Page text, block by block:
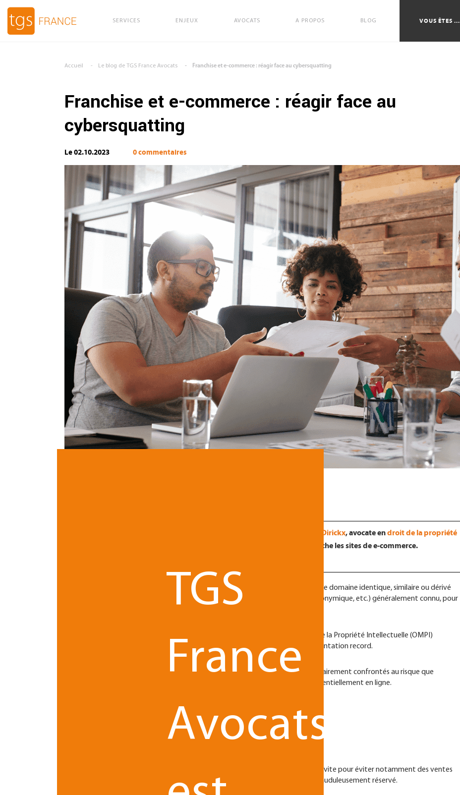
SERVICES ENJEUX AVOCATS A PROPOS BLOG VOUS ÊTES ...
Accueil Le blog de TGS France Avocats Franchise et e-commerce : réagir face au cybersquatting
Franchise et e-commerce : réagir face au
cybersquatting
Le 02.10.2023 0 commentaires
Ladan Dirickx, avocate endroit de la propriété
vous dévoile comment réagir face au cybersquatting qui touche les sites de e-commerce.
Le cybersquatting est une pratique frauduleuse qui consiste à réserver un nom de domaine identique, similaire ou dérivé
d’un droit antérieur (marque, nom de domaine, dénomination sociale, nom patronymique, etc.) généralement connu, pour
Les chiffres du Centre d’Arbitrage et de Médiation de l’Organisation Mondiale de la Propriété Intellectuelle (OMPI)
indiquaient en 2019 une hausse de 12% des actes de cybersquatting, une augmentation record.
Les sites de e-commerce, notamment dans les réseaux de franchise, sont nécessairement confrontés au risque que
représente le cybersquatting sous ses différentes formes, leur activité étant essentiellement en ligne.
Comment réagir face au cybersquatting ?
face à un acte de cybersquatting est avant tout de réagir vite pour éviter notamment des ventes
frauduleuses à partir d’un site qui serait accessible depuis un nom de domaine frauduleusement réservé.
TGS
France
Avocats